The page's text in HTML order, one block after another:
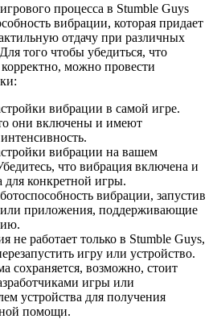
процесса в Stumble Guys
вибрации, которая придает
отдачу при различных
того чтобы убедиться, что
можно провести
вибрации в самой игре.
они включены и имеют
вибрации на вашем
что вибрация включена и
для конкретной игры.
вибрации, запустив
приложения, поддерживающие
не работает только в Stumble Guys,
игру или устройство.
сохраняется, возможно, стоит
игры или
устройства для получения
помощи.